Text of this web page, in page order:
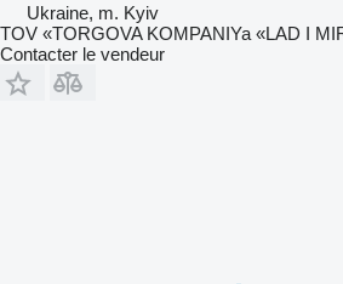
Ukraine, m. Kyiv
TOV «TORGOVA KOMPANIYa «LAD I
Contacter le vendeur